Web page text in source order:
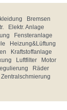
Bremsen
Elektr. Anlage
Fensteranlage
Heizung&Lüftung
Kraftstoffanlage
Luftfilter
Motor
Räder
Zentralschmierung